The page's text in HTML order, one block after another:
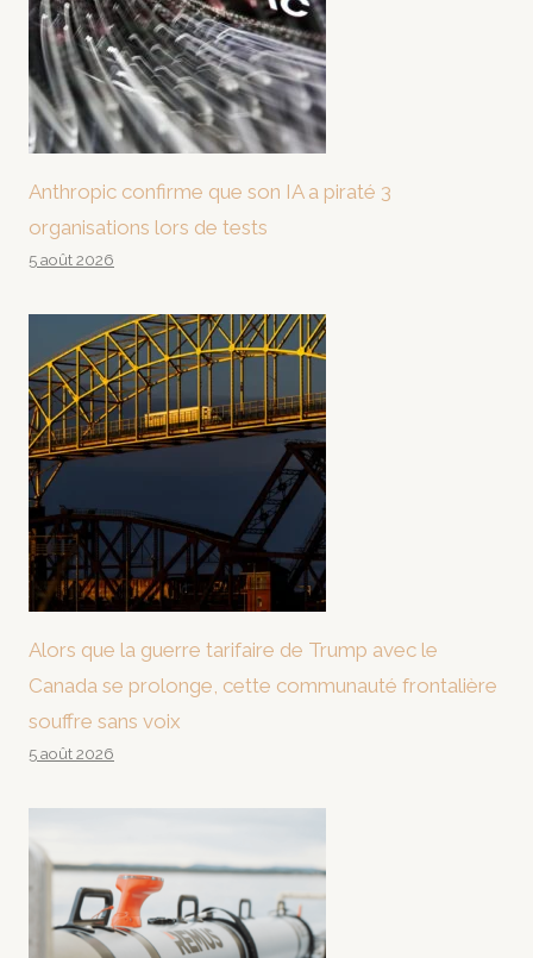
Anthropic confirme que son IA a piraté 3
organisations lors de tests
5 août 2026
Alors que la guerre tarifaire de Trump avec le
Canada se prolonge, cette communauté frontalière
souffre sans voix
5 août 2026